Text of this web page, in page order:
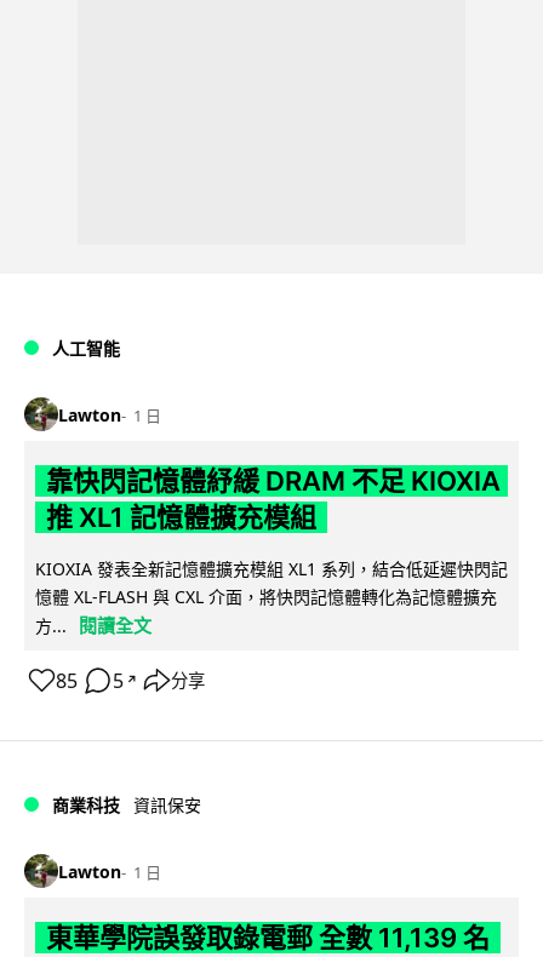
人工智能
Lawton 1 日
靠快閃記憶體紓緩 DRAM 不足 KIOXIA
推 XL1 記憶體擴充模組
KIOXIA 發表全新記憶體擴充模組 XL1 系列，結合低延遲快閃記
憶體 XL-FLASH 與 CXL 介面，將快閃記憶體轉化為記憶體擴充
方...
閱讀全文
85 5 ↗ 分享
商業科技 資訊保安
Lawton 1 日
東華學院誤發取錄電郵 全數 11,139 名